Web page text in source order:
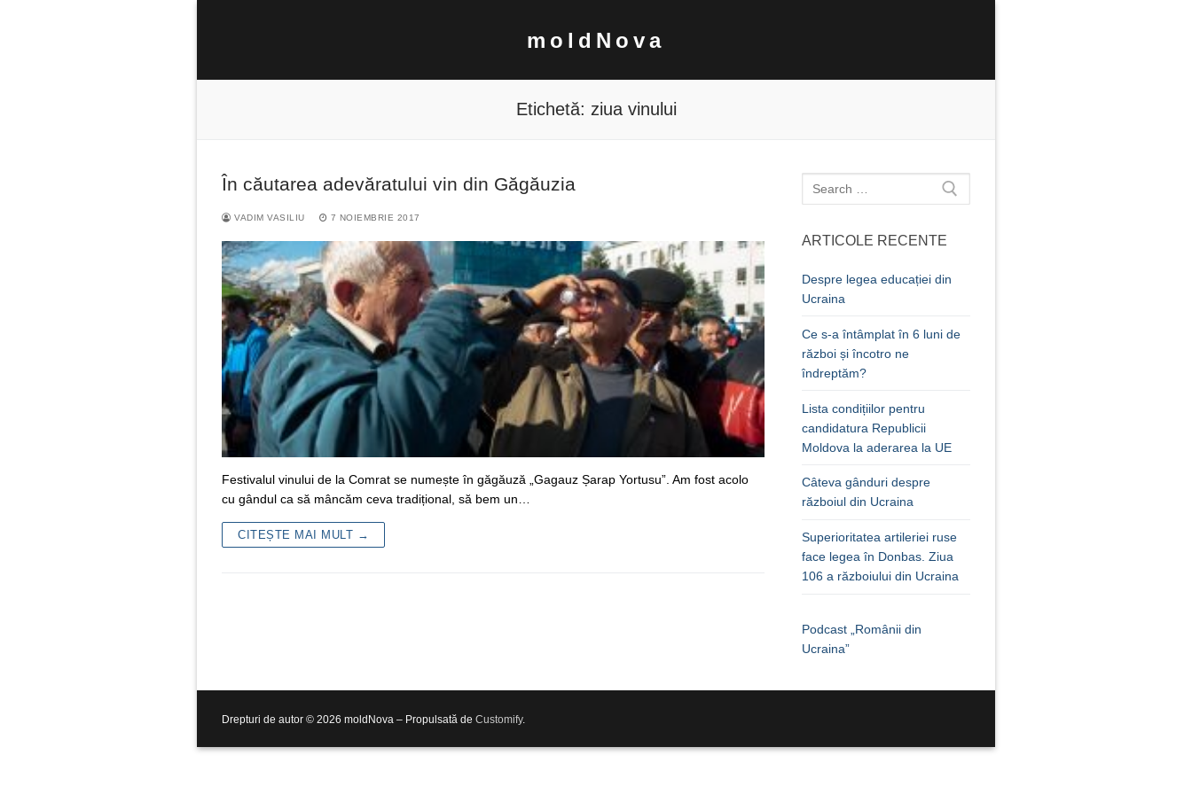
moldNova
după:
Etichetă: ziua vinului
În căutarea adevăratului vin din Găgăuzia
VADIM VASILIU 7 NOIEMBRIE 2017
Festivalul vinului de la Comrat se numește în găgăuză „Gagauz Șarap Yortusu”. Am fost acolo
cu gândul ca să mâncăm ceva tradițional, să bem un…
CITEȘTE MAI MULT →
Caută
după:
ARTICOLE RECENTE
Despre legea educației din
Ucraina
Ce s-a întâmplat în 6 luni de
război și încotro ne
îndreptăm?
Lista condițiilor pentru
candidatura Republicii
Moldova la aderarea la UE
Câteva gânduri despre
războiul din Ucraina
Superioritatea artileriei ruse
face legea în Donbas. Ziua
106 a războiului din Ucraina
Podcast „Românii din
Ucraina”
Drepturi de autor © 2026 moldNova – Propulsată de Customify.